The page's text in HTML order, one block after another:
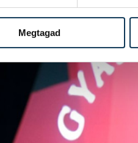
Megtagad